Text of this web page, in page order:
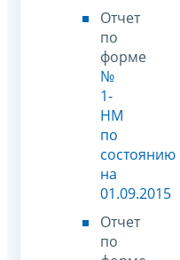
Отчет
по
форме
№
1-
НМ
по
состоянию
на
01.09.2015
Отчет
по